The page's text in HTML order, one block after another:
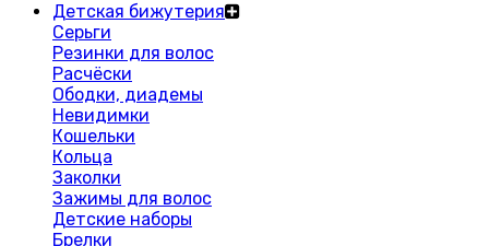
Детская бижутерия
Серьги
Резинки для волос
Расчёски
Ободки, диадемы
Невидимки
Кошельки
Кольца
Заколки
Зажимы для волос
Детские наборы
Брелки